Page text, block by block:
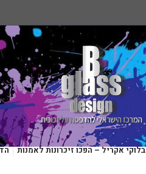
בלוקי אקריל – הפכו זיכרונות לאמנות